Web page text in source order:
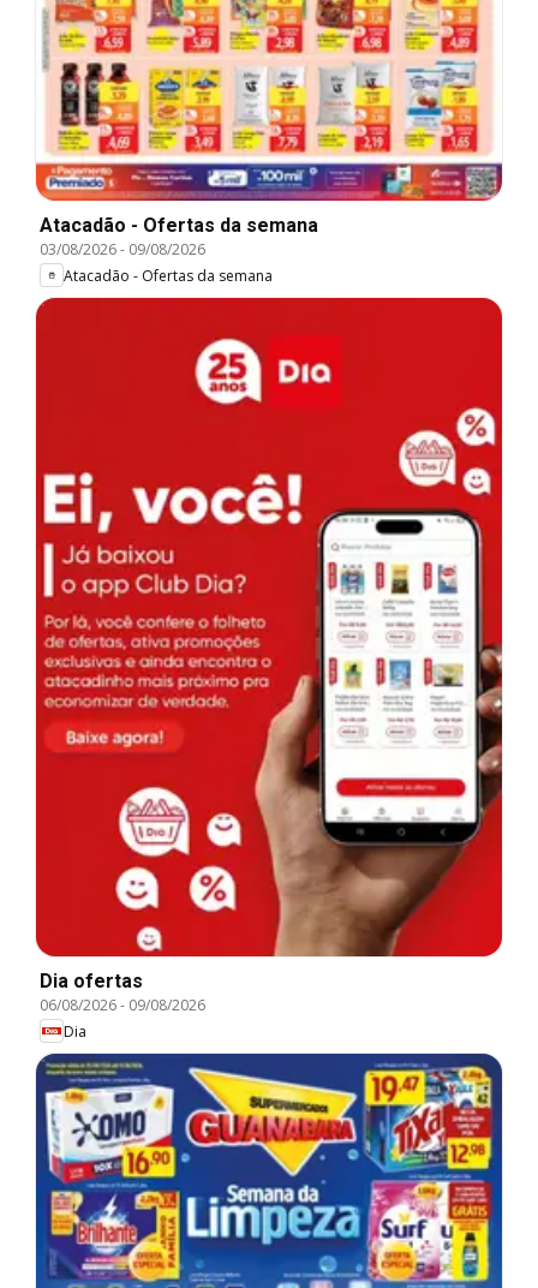
Atacadão - Ofertas da semana
03/08/2026- 09/08/2026
Atacadão - Ofertas da semana
Dia ofertas
06/08/2026- 09/08/2026
Dia